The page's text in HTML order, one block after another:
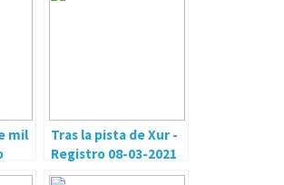
mil
Tras la pista de Xur -
Registro 08-03-2021